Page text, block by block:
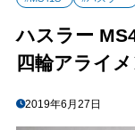
ハスラー
四輪アライメ
2019年6月27日